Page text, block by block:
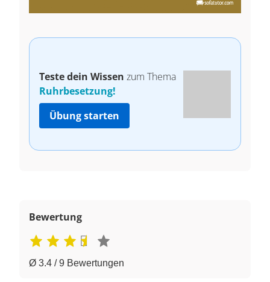
Teste dein Wissen zum Thema
Ruhrbesetzung!
Übung starten
Bewertung
Ø 3.4 / 9 Bewertungen